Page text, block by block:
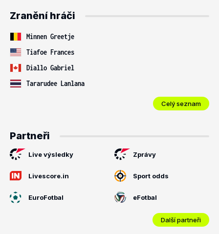
Zranění hráči
Minnen Greetje
Tiafoe Frances
Diallo Gabriel
Tararudee Lanlana
Celý seznam
Partneři
Live výsledky Zprávy
Livescore.in Sport odds
EuroFotbal eFotbal
Další partneři